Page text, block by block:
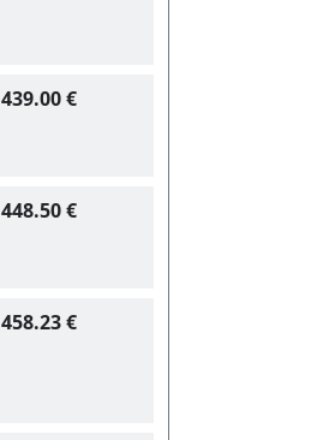
439.00 €
448.50 €
458.23 €